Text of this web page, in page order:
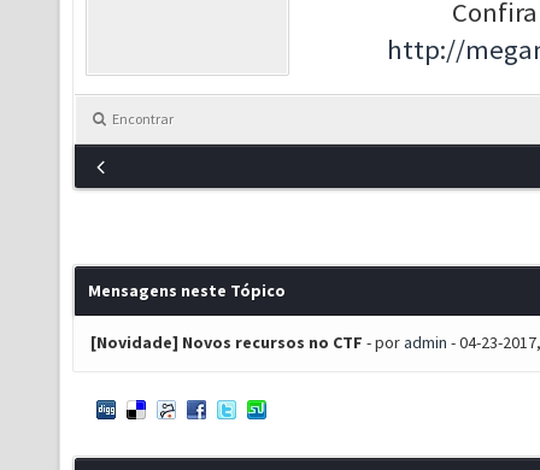
http://
Encontrar
Mensagens neste Tópico
[Novidade] Novos recursos no CTF - poradmin - 04-23-